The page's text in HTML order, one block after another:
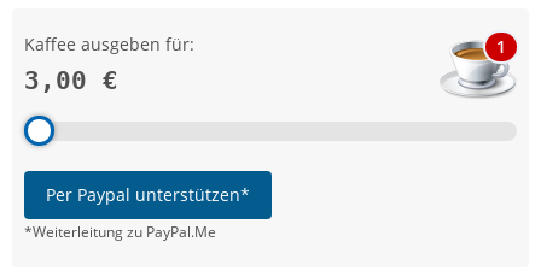
Kaffee ausgeben für:
3,00 €
1
Per Paypal unterstützen*
*Weiterleitung zu PayPal.Me